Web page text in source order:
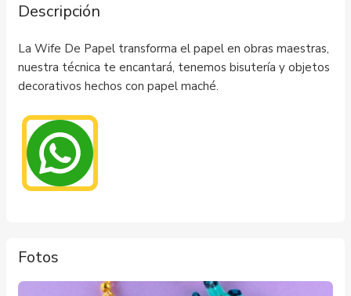
Descripción
La Wife De Papel transforma el papel en obras maestras,
nuestra técnica te encantará, tenemos bisutería y objetos
decorativos hechos con papel maché.
Fotos